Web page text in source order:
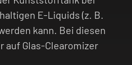
E-Liquids (z. B.
kann. Bei diesen
auf Glas-Clearomizer